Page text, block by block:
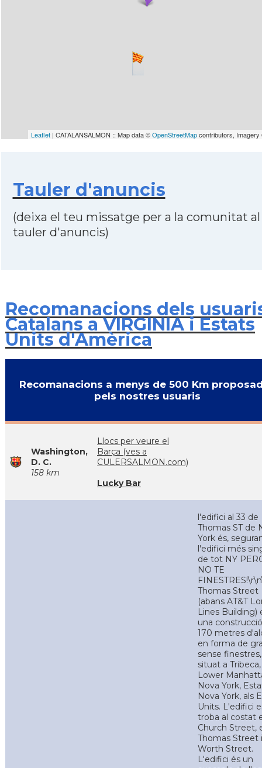
Leaflet | CATALANSALMON :: Map data ©OpenStreetMapcontributors,
Tauler d'anuncis
(deixa el teu missatge per a la comunitat al
tauler d'anuncis)
Recomanacions dels
Catalans a VIRGINIA i Estats
Units d'Amèrica
Recomanacions a menys de 500 Km
pels nostres usuaris
Washington,
D. C.
158 km
Llocs per veure el
Barça (ves a
CULERSALMON.com)
Lucky Bar
l'edifici al 33 de
Thomas ST de
York és,
l'edifici més
de tot NY
NO TE
Thomas Street
(abans AT&T
Lines Building)
una
170 metres
en forma de
sense finestres,
situat a Tribeca,
Lower
Nova York,
Nova York, als
Units. L'edifici
troba al costat
Church Street,
Thomas Street i
Worth Street.
L'edifici és un